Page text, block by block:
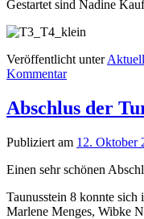
Gestartet sind Nadine
Veröffentlicht unter Aktuell
Kommentar
Abschlus der
Publiziert am 12. Oktober
Einen sehr schönen
Taunusstein 8 konnte
Marlene Menges, Wibke